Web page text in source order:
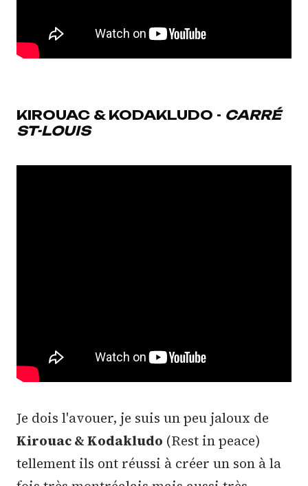
KIROUAC & KODAKLUDO - CARRÉ
ST-LOUIS
Je dois l'avouer, je suis un peu jaloux de
Kirouac & Kodakludo (Rest in peace)
tellement ils ont réussi à créer un son à la